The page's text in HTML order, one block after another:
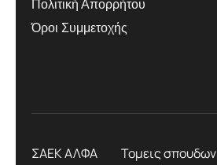
Πολιτική Απορρήτου
Όροι Συμμετοχής
ΣΑΕΚ ΑΛΦΑ Τομεις σπουδων